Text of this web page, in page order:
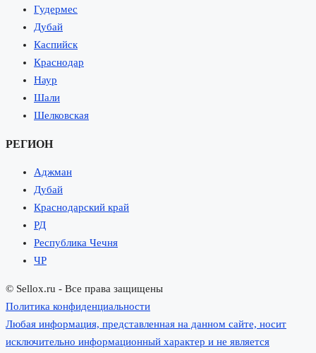
Гудермес
Дубай
Каспийск
Краснодар
Наур
Шали
Шелковская
РЕГИОН
Аджман
Дубай
Краснодарский край
РД
Республика Чечня
ЧР
© Sellox.ru - Все права защищены
Политика конфиденциальности
Любая информация, представленная на данном сайте, носит
исключительно информационный характер и не является